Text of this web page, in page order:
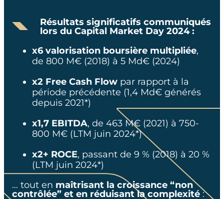
Résultats significatifs communiqués
lors du Capital Market Day 2024 :
x6 valorisation boursière multipliée,
de 800 M€ (2018) à 5 Md€ (2024)
x2 Free Cash Flow par rapport à la
période précédente (1,4 Md€ générés
depuis 2021*)
x1,7 EBITDA, de 463 M€ (2021) à 750-
800 M€ (LTM juin 2024*)
x2+ ROCE, passant de 9 % (2018) à 20 %
(LTM juin 2024*)
… tout en maîtrisant la croissance “non
contrôlée” et en réduisant la complexité :